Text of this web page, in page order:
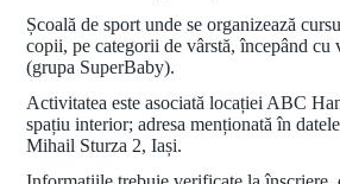
Școală de sport unde se organizează
copii, pe categorii de vârstă, începând cu
(grupa SuperBaby).
Activitatea este asociată locației ABC
spațiu interior; adresa menționată în
Mihail Sturza 2, Iași.